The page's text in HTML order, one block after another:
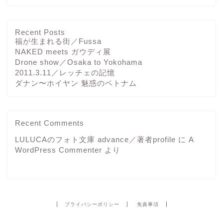
Recent Posts
福が生まれる街／Fussa
NAKED meets ガウディ展
Drone show／Osaka to Yokohama
2011.3.11／レッチェの記憶
ダナン〜ホイヤン 魅惑のベトナム
Recent Comments
LULUCAのフォト文庫 advance／著者profile に A
WordPress Commenter より
プライバシーポリシー 免責事項